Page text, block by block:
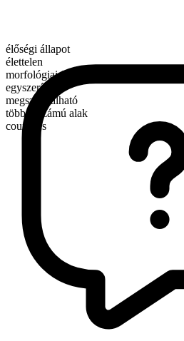
élőségi állapot
élettelen
morfológiai összetétel
egyszerű
megszámlálható
többes számú alak
countries